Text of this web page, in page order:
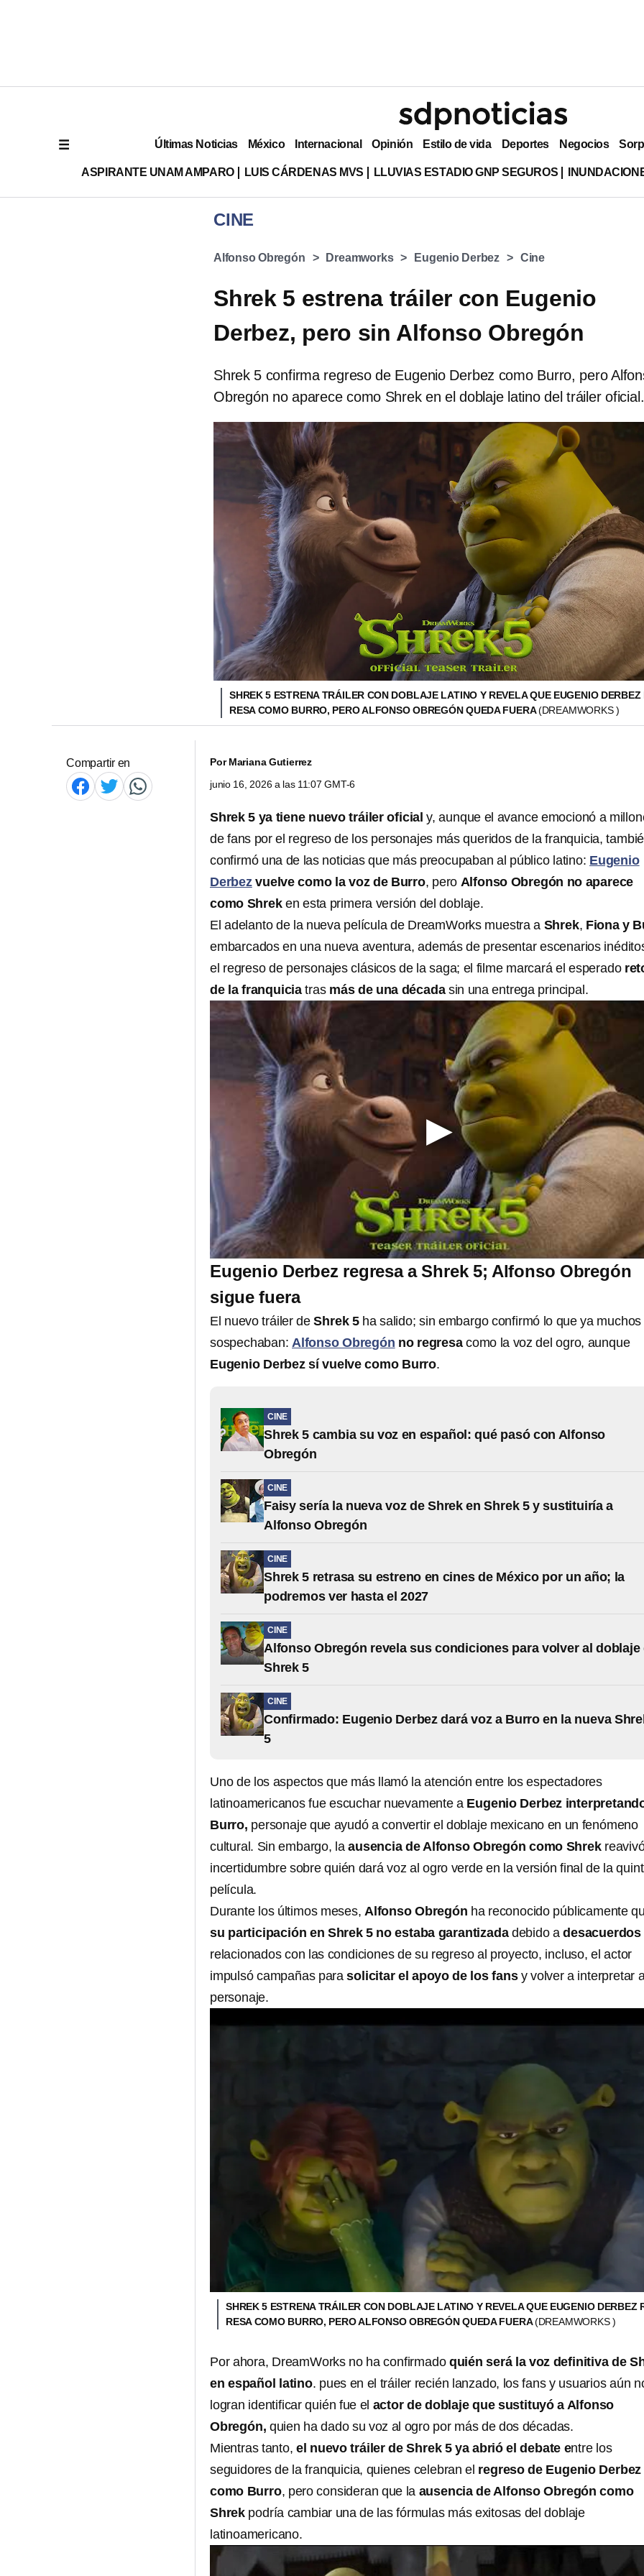
Últimas Noticias México Internacional Opinión Estilo de vida Deportes Negocios
ASPIRANTE UNAM AMPARO LUIS CÁRDENAS MVS LLUVIAS ESTADIO GNP SEGUROS
CINE
Alfonso Obregón Dreamworks Eugenio Derbez Cine
Shrek 5 estrena tráiler con Eugenio
Derbez, pero sin Alfonso Obregón
Shrek 5 confirma regreso de Eugenio Derbez como Burro, pero
Obregón no aparece como Shrek en el doblaje latino del tráiler oficial.
SHREK 5 ESTRENA TRÁILER CON DOBLAJE LATINO Y REVELA QUE EUGENIO DERBEZ
RESA COMO BURRO, PERO ALFONSO OBREGÓN QUEDA FUERA(DREAMWORKS )
Compartir en PorMariana Gutierrez
junio 16, 2026 a las 11:07 GMT-6
Shrek 5 ya tiene nuevo tráiler oficial y, aunque el avance emocionó a
de fans por el regreso de los personajes más queridos de la franquicia,
confirmó una de las noticias que más preocupaban al público latino: Eugenio
Derbezvuelve como la voz de Burro, pero Alfonso Obregón no aparece
como Shreken esta primera versión del doblaje.
El adelanto de la nueva película de DreamWorks muestra a Shrek, Fiona y
embarcados en una nueva aventura, además de presentar escenarios
el regreso de personajes clásicos de la saga; el filme marcará el esperado
de la franquiciatras más de una décadasin una entrega principal.
Eugenio Derbez regresa a Shrek 5; Alfonso Obregón
sigue fuera
El nuevo tráiler deShrek 5ha salido; sin embargo confirmó lo que ya muchos
sospechaban:Alfonso Obregón no regresacomo la voz del ogro, aunque
Eugenio Derbez sí vuelve como Burro.
CINE
Shrek 5 cambia su voz en español: qué pasó con Alfonso
Obregón
CINE
Faisy sería la nueva voz de Shrek en Shrek 5 y sustituiría a
Alfonso Obregón
CINE
Shrek 5 retrasa su estreno en cines de México por un año; la
podremos ver hasta el 2027
CINE
Alfonso Obregón revela sus condiciones para volver al doblaje
Shrek 5
CINE
Confirmado: Eugenio Derbez dará voz a Burro en la nueva
5
Uno de los aspectos que más llamó la atención entre los espectadores
latinoamericanos fue escuchar nuevamente a Eugenio Derbez
Burro, personaje que ayudó a convertir el doblaje mexicano en un fenómeno
cultural. Sin embargo, laausencia de Alfonso Obregón como Shrek
incertidumbre sobre quién dará voz al ogro verde en la versión final de la
película.
Durante los últimos meses, Alfonso Obregón ha reconocido públicamente
su participación en Shrek 5 no estaba garantizada debido adesacuerdos
relacionados con las condiciones de su regreso al proyecto, incluso, el actor
impulsó campañas para solicitar el apoyo de los fans y volver a interpretar
personaje.
SHREK 5 ESTRENA TRÁILER CON DOBLAJE LATINO Y REVELA QUE EUGENIO DERBEZ
RESA COMO BURRO, PERO ALFONSO OBREGÓN QUEDA FUERA(DREAMWORKS )
Por ahora, DreamWorks no ha confirmadoquién será la voz definitiva de
en español latino. pues en el tráiler recién lanzado, los fans y usuarios aún
logran identificar quién fue el actor de doblaje que sustituyó a Alfonso
Obregón, quien ha dado su voz al ogro por más de dos décadas.
Mientras tanto, el nuevo tráiler de Shrek 5 ya abrió el debate entre los
seguidores de la franquicia, quienes celebran el regreso de Eugenio Derbez
como Burro, pero consideran que la ausencia de Alfonso Obregón como
Shrek podría cambiar una de las fórmulas más exitosas del doblaje
latinoamericano.